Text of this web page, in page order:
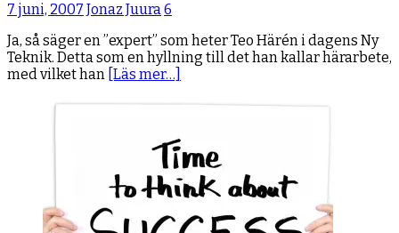
7 juni, 2007 Jonaz Juura6
Ja, så säger en ”expert” som heter Teo Härén i dagens Ny
Teknik. Detta som en hyllning till det han kallar härarbete,
med vilket han [Läs mer…]